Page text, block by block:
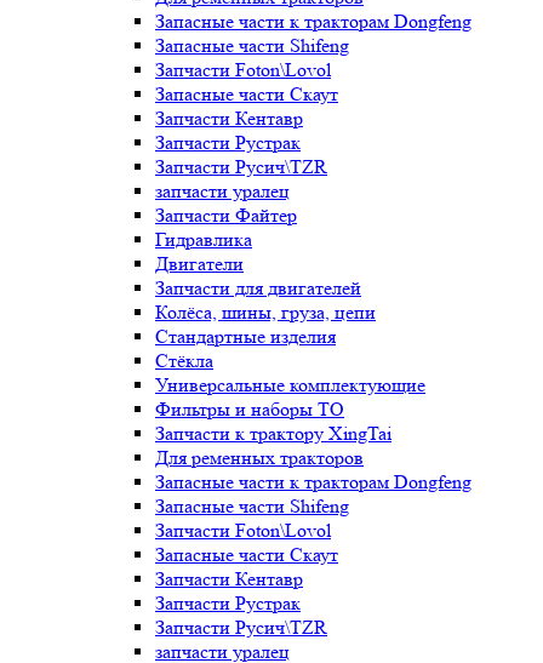
Запасные части к тракторам Dongfeng
Запасные части Shifeng
Запчасти Foton\Lovol
Запасные части Скаут
Запчасти Кентавр
Запчасти Рустрак
Запчасти Русич\TZR
запчасти уралец
Запчасти Файтер
Гидравлика
Двигатели
Запчасти для двигателей
Колёса, шины, груза, цепи
Стандартные изделия
Стёкла
Универсальные комплектующие
Фильтры и наборы ТО
Запчасти к трактору XingTai
Для ременных тракторов
Запасные части к тракторам Dongfeng
Запасные части Shifeng
Запчасти Foton\Lovol
Запасные части Скаут
Запчасти Кентавр
Запчасти Рустрак
Запчасти Русич\TZR
запчасти уралец